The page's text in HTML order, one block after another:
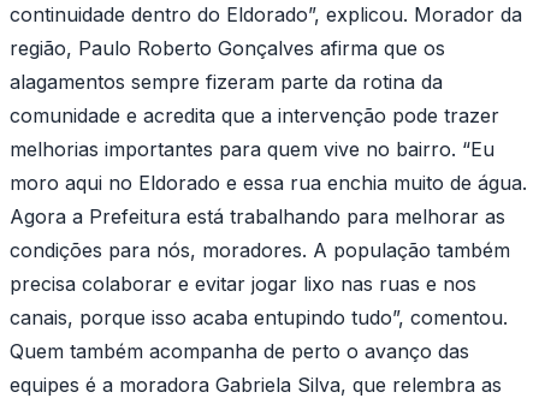
continuidade dentro do Eldorado”, explicou. Morador da
região, Paulo Roberto Gonçalves afirma que os
alagamentos sempre fizeram parte da rotina da
comunidade e acredita que a intervenção pode trazer
melhorias importantes para quem vive no bairro. “Eu
moro aqui no Eldorado e essa rua enchia muito de água.
Agora a Prefeitura está trabalhando para melhorar as
condições para nós, moradores. A população também
precisa colaborar e evitar jogar lixo nas ruas e nos
canais, porque isso acaba entupindo tudo”, comentou.
Quem também acompanha de perto o avanço das
equipes é a moradora Gabriela Silva, que relembra as